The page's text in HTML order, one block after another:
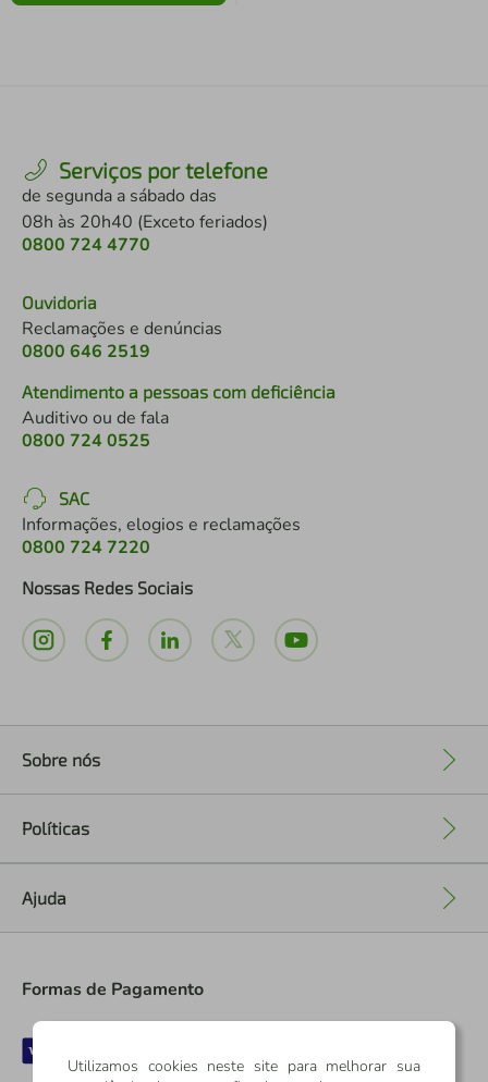
Serviços por telefone
de segunda a sábado das
08h às 20h40 (Exceto feriados)
0800 724 4770
Ouvidoria
Reclamações e denúncias
0800 646 2519
Atendimento a pessoas com deficiência
Auditivo ou de fala
0800 724 0525
SAC
Informações, elogios e reclamações
0800 724 7220
Nossas Redes Sociais
Sobre nós
Políticas
Ajuda
Formas de Pagamento
Utilizamos cookies neste site para melhorar sua